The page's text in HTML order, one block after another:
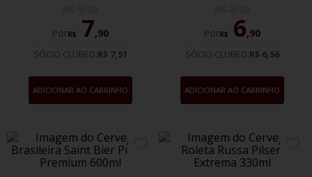
PorR$ 7,90
SÓCIO CLUBED:R$ 7,51
ADICIONAR AO CARRINHO
PorR$ 6,90
SÓCIO CLUBED:R$ 6,56
ADICIONAR AO CARRINHO